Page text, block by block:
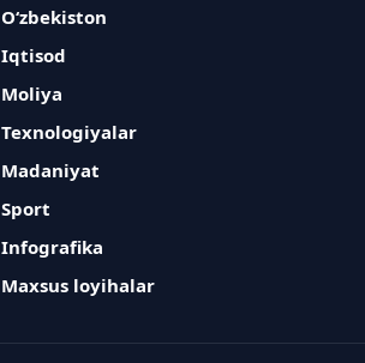
O‘zbekiston
Iqtisod
Moliya
Texnologiyalar
Madaniyat
Sport
Infografika
Maxsus loyihalar